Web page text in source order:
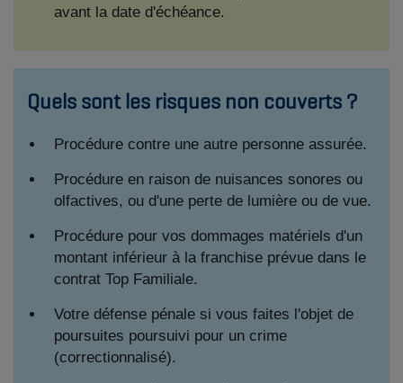
avant la date d'échéance.
Quels sont les risques non couverts ?
Procédure contre une autre personne assurée.
Procédure en raison de nuisances sonores ou
olfactives, ou d'une perte de lumière ou de vue.
Procédure pour vos dommages matériels d'un
montant inférieur à la franchise prévue dans le
contrat Top Familiale.
Votre défense pénale si vous faites l'objet de
poursuites poursuivi pour un crime
(correctionnalisé).